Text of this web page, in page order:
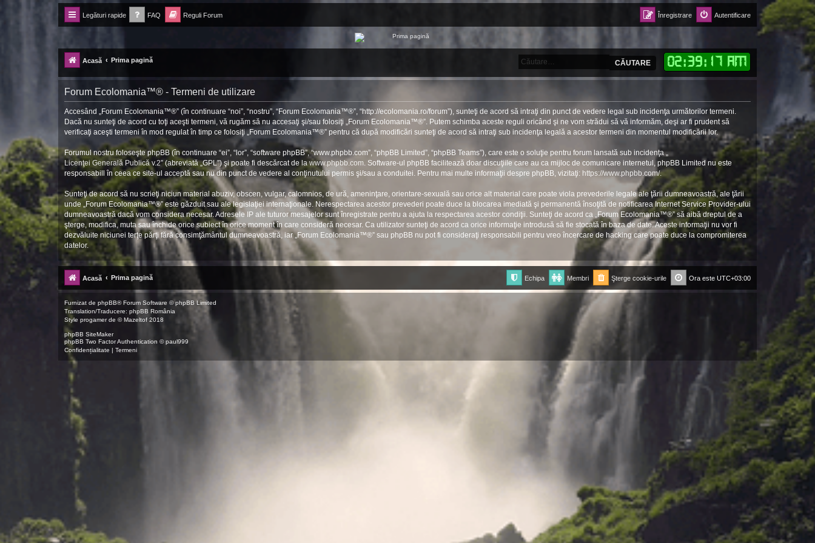
Legături rapide FAQ Reguli Forum Autentificare
Înregistrare
Forum Ecolomania™®
-= Idei pentru viitor =-
Acasă Prima pagină 02:39: 18 AM
CĂUTARE
Forum Ecolomania™® - Termeni de utilizare
Accesând „Forum Ecolomania™®” (în continuare “noi”, “nostru”, “Forum Ecolomania™®”, “http://ecolomania.ro/forum”), sunteţi de acord să intraţi din punct de vedere legal sub incidenţa următorilor termeni.
Dacă nu sunteţi de acord cu toţi aceşti termeni, vă rugăm să nu accesaţi şi/sau folosiţi „Forum Ecolomania™®”. Putem schimba aceste reguli oricând şi ne vom strădui să vă informăm, deşi ar fi prudent să
verificaţi aceşti termeni în mod regulat în timp ce folosiţi „Forum Ecolomania™®” pentru că după modificări sunteţi de acord să intraţi sub incidenţa legală a acestor termeni din momentul modificării lor.
Forumul nostru foloseşte phpBB (în continuare “ei”, “lor”, “software phpBB”, “www.phpbb.com”, “phpBB Limited”, “phpBB Teams”), care este o soluţie pentru forum lansată sub incidenţa „
Licenţei Generală Publică v.2” (abreviată „GPL”) şi poate fi descărcat de lawww.phpbb.com. Software-ul phpBB facilitează doar discuţiile care au ca mijloc de comunicare internetul, phpBB Limited nu este
responsabill în ceea ce site-ul acceptă sau nu din punct de vedere al conţinutului permis şi/sau a conduitei. Pentru mai multe informaţii despre phpBB, vizitaţi: https://www.phpbb.com/.
Sunteţi de acord să nu scrieţi niciun material abuziv, obscen, vulgar, calomnios, de ură, ameninţare, orientare-sexuală sau orice alt material care poate viola prevederile legale ale ţării dumneavoastră, ale ţării
unde „Forum Ecolomania™®” este găzduit sau ale legislaţiei internaţionale. Nerespectarea acestor prevederi poate duce la blocarea imediată şi permanentă însoţită de notificarea Internet Service Provider-ului
dumneavoastră dacă vom considera necesar. Adresele IP ale tuturor mesajelor sunt înregistrate pentru a ajuta la respectarea acestor condiţii. Sunteţi de acord ca „Forum Ecolomania™®” să aibă dreptul de a
şterge, modifica, muta sau închide orice subiect în orice moment în care consideră necesar. Ca utilizator sunteţi de acord ca orice informaţie introdusă să fie stocată în baza de date. Aceste informaţii nu vor fi
dezvăluite niciunei terţe părţi fără consimţământul dumneavoastră, iar „Forum Ecolomania™®” sau phpBB nu pot fi consideraţi responsabili pentru vreo încercare de hacking care poate duce la compromiterea
datelor.
Acasă Prima pagină Ora este UTC+03:00
Şterge cookie-urile
Membri
Echipa
Furnizat de phpBB® Forum Software © phpBB Limited
Translation/Traducere: phpBB România
Style progamerde ©Mazeltof 2018
phpBB SiteMaker
phpBB Two Factor Authentication ©paul999
Confidențialitate | Termeni